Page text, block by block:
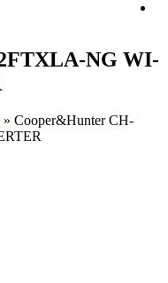
NG WI-
» Cooper&Hunter CH-